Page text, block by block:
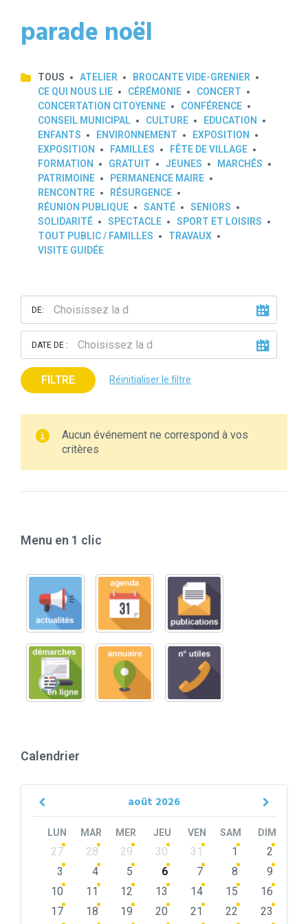
parade noël
TOUS ATELIER
BROCANTE VIDE-GRENIER
CE QUI NOUS LIE
CÉRÉMONIE
CONCERT
CONCERTATION CITOYENNE
CONFÉRENCE
CONSEIL MUNICIPAL
CULTURE
EDUCATION
ENFANTS
ENVIRONNEMENT
EXPOSITION
EXPOSITION
FAMILLES
FÊTE DE VILLAGE
FORMATION
GRATUIT JEUNES
MARCHÉS
PATRIMOINE
PERMANENCE MAIRE
RENCONTRE
RÉSURGENCE
RÉUNION PUBLIQUE
SANTÉ
SENIORS
SOLIDARITÉ
SPECTACLE
SPORT ET LOISIRS
TOUT PUBLIC / FAMILLES
TRAVAUX
VISITE GUIDÉE
DE:
DATE DE :
FILTRE Réinitialiser le filtre
Aucun événement ne correspond à vos
critères
Menu en 1 clic
Calendrier
août 2026
Previous
LUN MAR MER JEU VEN SAM DIM
Skip
calendar
27 28 29 30 31 1
2
3
4 5 6 7 8
9
10
11 12 13 14 15
16
17
18 19 20 21 22
23